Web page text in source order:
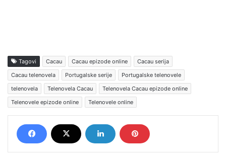
Tagovi Cacau Cacau epizode online
Cacau serija
Cacau telenovela
Portugalske serije
Portugalske telenovele
telenovela
Telenovela Cacau
Telenovela Cacau epizode online
Telenovele epizode online
Telenovele online